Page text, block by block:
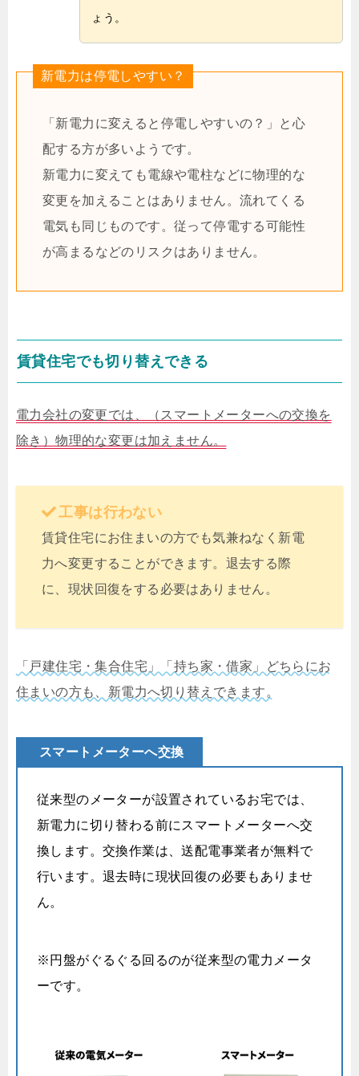
ょう。
新電力は停電しやすい？
「新電力に変えると停電しやすいの？」と心
配する方が多いようです。
新電力に変えても電線や電柱などに物理的な
変更を加えることはありません。流れてくる
電気も同じものです。従って停電する可能性
が高まるなどのリスクはありません。
賃貸住宅でも切り替えできる
電力会社の変更では、（スマートメーターへの交換を
除き）物理的な変更は加えません。
工事は行わない
賃貸住宅にお住まいの方でも気兼ねなく新電
力へ変更することができます。退去する際
に、現状回復をする必要はありません。
「戸建住宅・集合住宅」「持ち家・借家」どちらにお
住まいの方も、新電力へ切り替えできます。
スマートメーターへ交換
従来型のメーターが設置されているお宅では、
新電力に切り替わる前にスマートメーターへ交
換します。交換作業は、送配電事業者が無料で
行います。退去時に現状回復の必要もありませ
ん。
※円盤がぐるぐる回るのが従来型の電力メータ
ーです。